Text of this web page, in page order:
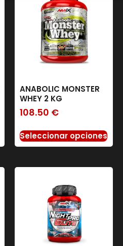
ANABOLIC MONSTER
WHEY 2 KG
108.50 €
Seleccionar opciones